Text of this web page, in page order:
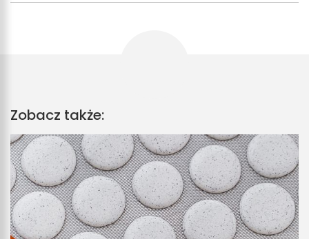
Zobacz także: